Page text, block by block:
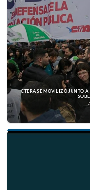
CTERA SE MOVILIZÓ JUNTO A